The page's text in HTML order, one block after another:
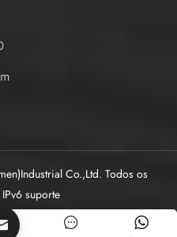
Co.,Ltd. Todos os
IPv6 suporte